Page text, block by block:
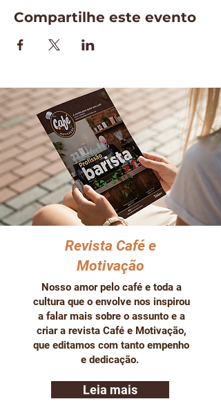
Compartilhe este evento
Revista Café e
Motivação
Nosso amor pelo café e toda a
cultura que o envolve nos inspirou
a falar mais sobre o assunto e a
criar a revista Café e Motivação,
que editamos com tanto empenho
e dedicação.
Leia mais